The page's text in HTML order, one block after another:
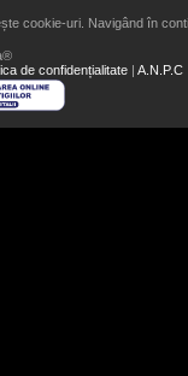
cookie-uri. Navigând în
de confidențialitate | A.N.P.C